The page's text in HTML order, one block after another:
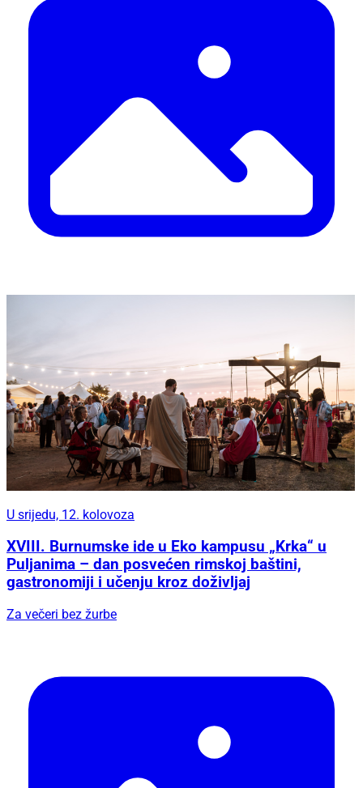
U srijedu, 12. kolovoza
XVIII. Burnumske ide u Eko kampusu „Krka“ u
Puljanima – dan posvećen rimskoj baštini,
gastronomiji i učenju kroz doživljaj
Za večeri bez žurbe